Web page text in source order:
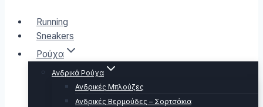
Running
Sneakers
Ρούχα
Ανδρικά Ρούχα
Ανδρικές Μπλούζες
Ανδρικές Βερμούδες – Σορτσάκια